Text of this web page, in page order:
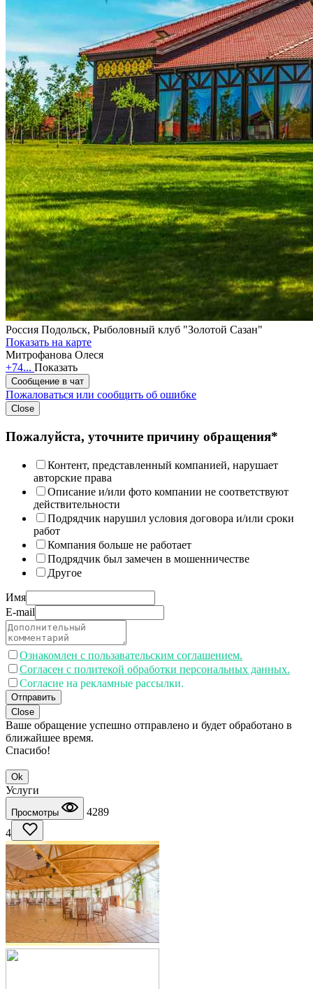
Россия Подольск, Рыболовный клуб "Золотой Сазан"
Показать на карте
Митрофанова Олеся
+74... Показать
Сообщение в чат
Пожаловаться или сообщить об ошибке
Close
Пожалуйста, уточните причину обращения*
Контент, представленный компанией, нарушает
авторские права
Описание и/или фото компании не соответствуют
действительности
Подрядчик нарушил условия договора и/или сроки
работ
Компания больше не работает
Подрядчик был замечен в мошенничестве
Другое
Имя
E-mail
Ознакомлен с пользавательским соглашением.
Согласен с политекой обработки персональных данных.
Согласие на рекламные рассылки.
Отправить
Close
Ваше обращение успешно отправлено и будет обработано в
ближайшее время.
Спасибо!
Ok
Услуги
Просмотры
4289
4